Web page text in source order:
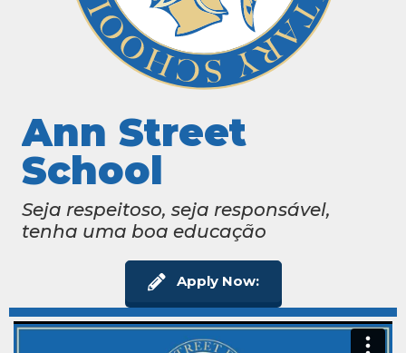
Ann Street
School
Seja respeitoso, seja responsável,
tenha uma boa educação
Apply Now: